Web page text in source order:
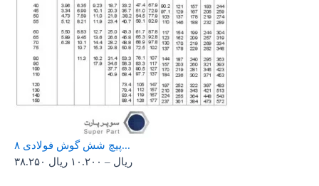
پیچ شش گوش فولادی ۸...
۳۸.۲۵۰
ریال – ۱۰.۲۰۰ ریال